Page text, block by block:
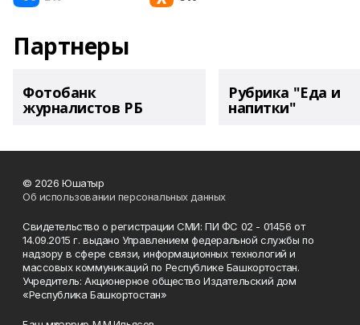
Партнеры
Фотобанк
журналистов РБ
Рубрика "Еда и
напитки"
© 2026 Юшатыр
Об использовании персональных данных
Свидетельство о регистрации СМИ: ПИ ФС 02 - 01456 от
14.09.2015 г. выдано Управлением федеральной службы по
надзору в сфере связи, информационных технологий и
массовых коммуникаций по Республике Башкортостан.
Учредитель: Акционерное общество Издательский дом
«Республика Башкортостан»